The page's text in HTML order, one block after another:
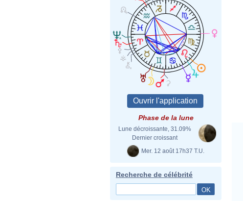
Phase de la lune
Lune décroissante, 31.09%
Dernier croissant
Mer. 12 août 17h37 T.U.
Recherche de célébrité